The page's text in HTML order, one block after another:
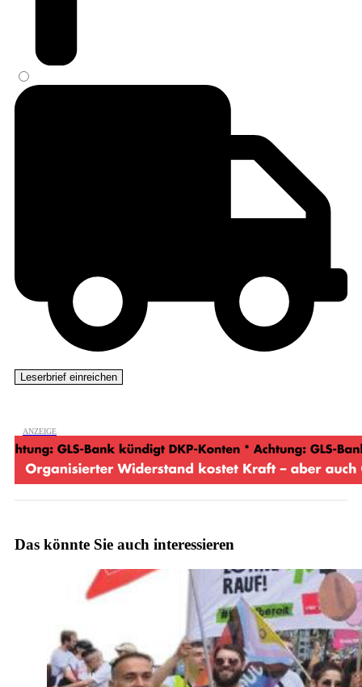
Das könnte Sie auch interessieren